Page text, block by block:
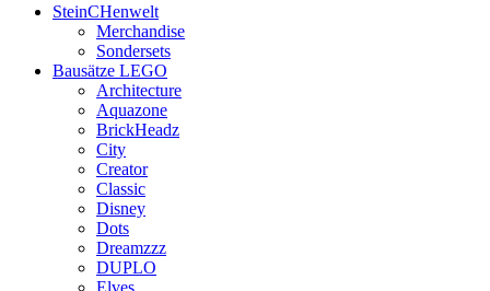
SteinCHenwelt
Merchandise
Sondersets
Bausätze LEGO
Architecture
Aquazone
BrickHeadz
City
Creator
Classic
Disney
Dots
Dreamzzz
DUPLO
Elves